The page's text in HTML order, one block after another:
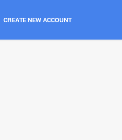
CREATE NEW ACCOUNT